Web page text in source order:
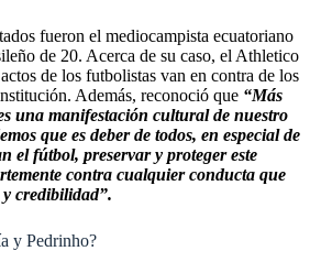
fueron el mediocampista ecuatoriano
de 20. Acerca de su caso, el Athletico
de los futbolistas van en contra de los
Además, reconoció que “Más
una manifestación cultural de nuestro
que es deber de todos, en especial de
el fútbol, preservar y proteger este
contra cualquier conducta que
credibilidad”.
y Pedrinho?